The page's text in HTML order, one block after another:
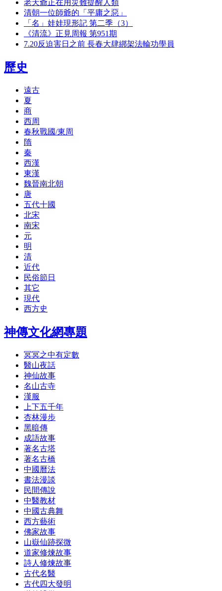
老天爺正在用災難提醒人類
清朝一位師爺的「平庸之惡」
「名」娃娃現形記 第二季（3）
《清流》正見周報 第951期
7.20反迫害日之前 長春大肆綁架法輪功學員
歷史
遠古
夏
商
西周
春秋戰國/東周
隋
秦
西漢
東漢
魏晉南北朝
唐
五代十國
北宋
南宋
元
明
清
近代
民俗節日
其它
現代
西方史
神傳文化網專題
冥冥之中有定數
醫山夜話
神仙故事
名山古寺
漢服
上下五千年
杏林漫步
黑暗傳
成語故事
著名古塔
著名古橋
中國曆法
書法漫談
民間傳說
中醫教材
中國古典舞
西方藝術
佛家故事
山嶽仙跡探微
道家修煉故事
詩人修煉故事
古代名醫
古代四大發明